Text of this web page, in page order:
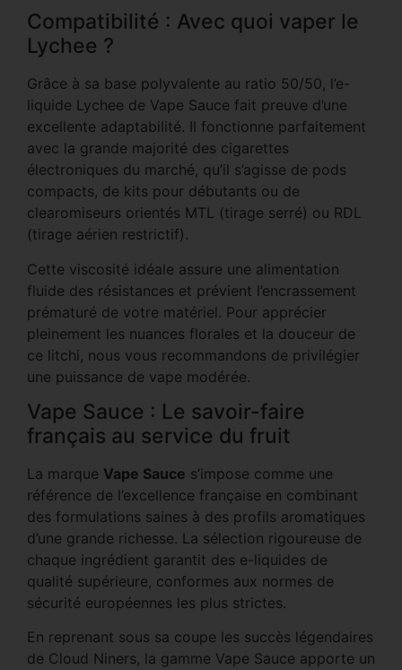
Compatibilité : Avec quoi vaper le
Lychee ?
Grâce à sa base polyvalente au ratio 50/50, l’e-
liquide Lychee de Vape Sauce fait preuve d’une
excellente adaptabilité. Il fonctionne parfaitement
avec la grande majorité des cigarettes
électroniques du marché, qu’il s’agisse de pods
compacts, de kits pour débutants ou de
clearomiseurs orientés MTL (tirage serré) ou RDL
(tirage aérien restrictif).
Cette viscosité idéale assure une alimentation
fluide des résistances et prévient l’encrassement
prématuré de votre matériel. Pour apprécier
pleinement les nuances florales et la douceur de
ce litchi, nous vous recommandons de privilégier
une puissance de vape modérée.
Vape Sauce : Le savoir-faire
français au service du fruit
La marque Vape Sauce s’impose comme une
référence de l’excellence française en combinant
des formulations saines à des profils aromatiques
d’une grande richesse. La sélection rigoureuse de
chaque ingrédient garantit des e-liquides de
qualité supérieure, conformes aux normes de
sécurité européennes les plus strictes.
En reprenant sous sa coupe les succès légendaires
de Cloud Niners, la gamme Vape Sauce apporte un